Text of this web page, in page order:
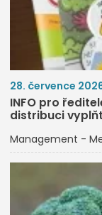
28. července
INFO pro
distribuci
Management -